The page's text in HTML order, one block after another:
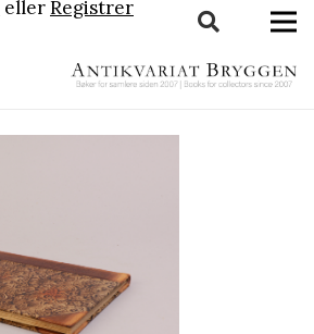
ellerRegistrer